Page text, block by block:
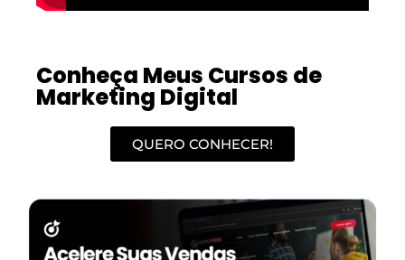
Conheça Meus Cursos de
Marketing Digital
QUERO CONHECER!